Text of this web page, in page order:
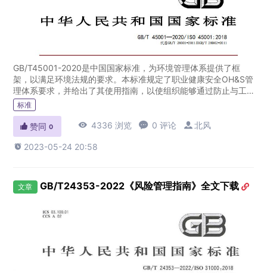
GB/T45001-2020是中国国家标准，为环境管理体系提供了框
架，以满足环境法规的要求。本标准规定了职业健康安全OH&S管
理体系要求，并给出了其使用指南，以使组织能够通过防止与工
作相关的伤害和健康损害以及主动改进其职业健康安全绩...
标准
 赞同 0  4336 浏览  0 评论  北风
 2023-05-24 20:58
文章 GB/T24353-2022《风险管理指南》全文下载